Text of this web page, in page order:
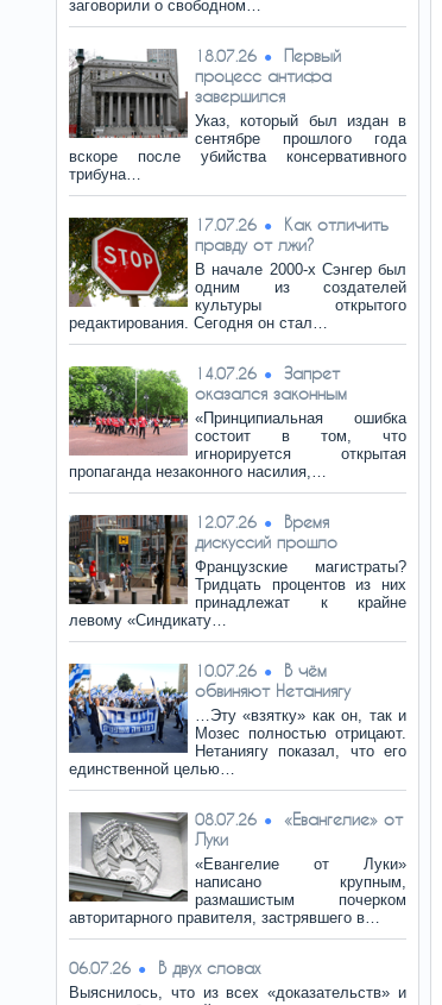
заговорили о свободном…
18.07.26
Первый
процесс антифа
завершился
Указ, который был издан в
сентябре прошлого года
вскоре после убийства консервативного
трибуна…
17.07.26
Как отличить
правду от лжи?
В начале 2000-х Сэнгер был
одним из создателей
культуры открытого
редактирования. Сегодня он стал…
14.07.26
Запрет
оказался законным
«Принципиальная ошибка
состоит в том, что
игнорируется открытая
пропаганда незаконного насилия,…
12.07.26
Время
дискуссий прошло
Французские магистраты?
Тридцать процентов из них
принадлежат к крайне
левому «Синдикату…
10.07.26
В чём
обвиняют Нетаниягу
…Эту «взятку» как он, так и
Мозес полностью отрицают.
Нетаниягу показал, что его
единственной целью…
08.07.26
«Евангелие» от
Луки
«Евангелие от Луки»
написано крупным,
размашистым почерком
авторитарного правителя, застрявшего в…
06.07.26 В двух словах
Выяснилось, что из всех «доказательств» и